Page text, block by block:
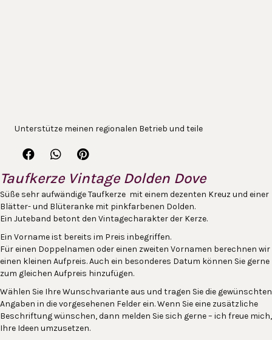
Unterstütze meinen regionalen Betrieb und teile
Taufkerze Vintage Dolden Dove
Süße sehr aufwändige Taufkerze mit einem dezenten Kreuz und einer
Blätter- und Blüteranke mit pinkfarbenen Dolden.
Ein Juteband betont den Vintagecharakter der Kerze.
Ein Vorname ist bereits im Preis inbegriffen.
Für einen Doppelnamen oder einen zweiten Vornamen berechnen wir
einen kleinen Aufpreis. Auch ein besonderes Datum können Sie gerne
zum gleichen Aufpreis hinzufügen.
Wählen Sie Ihre Wunschvariante aus und tragen Sie die gewünschten
Angaben in die vorgesehenen Felder ein. Wenn Sie eine zusätzliche
Beschriftung wünschen, dann melden Sie sich gerne – ich freue mich,
Ihre Ideen umzusetzen.